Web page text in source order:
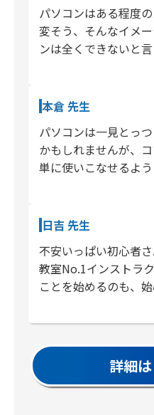
パソコンはある程度
変そう、そんなイメ
ンは全くできないと
ですが、パソコンス
本倉 先生
パソコンは一見とっ
かもしれませんが、
単に使いこなせるよ
みならず趣味や嗜好
日吉 先生
不安いっぱい初心者
教室No.1インストラ
ことを始めるのも、
のですよね。できな
といって答えだけ教
詳細